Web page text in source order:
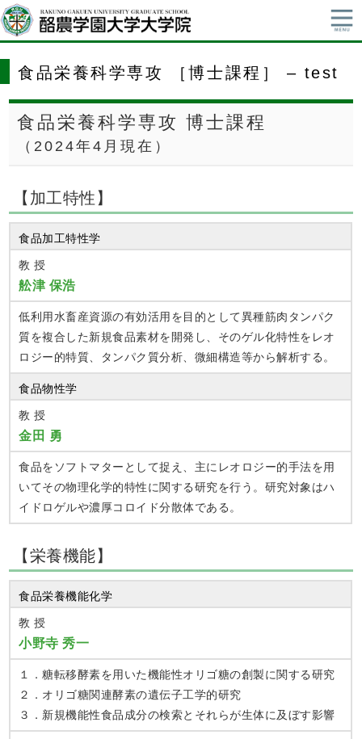
食品栄養科学専攻 ［博士課程］ – test
食品栄養科学専攻 博士課程
（2024年4月現在）
【加工特性】
食品加工特性学
教 授
舩津 保浩
低利用水畜産資源の有効活用を目的として異種筋肉タンパク
質を複合した新規食品素材を開発し、そのゲル化特性をレオ
ロジー的特質、タンパク質分析、微細構造等から解析する。
食品物性学
教 授
金田 勇
食品をソフトマターとして捉え、主にレオロジー的手法を用
いてその物理化学的特性に関する研究を行う。研究対象はハ
イドロゲルや濃厚コロイド分散体である。
【栄養機能】
食品栄養機能化学
教 授
小野寺 秀一
１．糖転移酵素を用いた機能性オリゴ糖の創製に関する研究
２．オリゴ糖関連酵素の遺伝子工学的研究
３．新規機能性食品成分の検索とそれらが生体に及ぼす影響